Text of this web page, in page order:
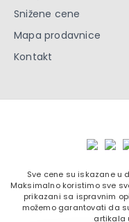
Snižene cene
Mapa prodavnice
Kontakt
Sve cene su iskazane u
Maksimalno koristimo sve
prikazani sa ispravnim
možemo garantovati da
artikala